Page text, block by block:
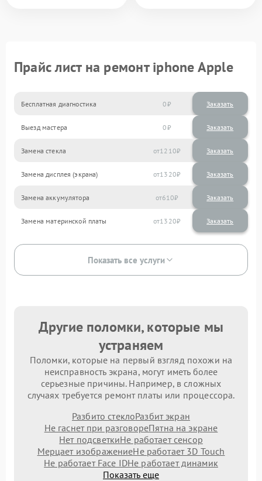
Прайс лист на ремонт iphone Apple
Бесплатная диагностика 0 Заказать
Выезд мастера 0 Заказать
Замена стекла 1210
Замена дисплея (экрана) 1320
Замена аккумулятора 610
Замена материнской платы 1320
Показать все услуги
Другие поломки, которые мы
устраняем
Поломки, которые на первый взгляд похожи на
неисправность экрана, могут иметь более
серьезные причины. Например, в сложных
случаях требуется ремонт платы или процессора.
Разбито стеклоРазбит экран
Не гаснет при разговореПятна на экране
Нет подсветкиНе работает сенсор
Мерцает изображениеНе работает 3D Touch
Не работает Face IDНе работает динамик
Показать еще